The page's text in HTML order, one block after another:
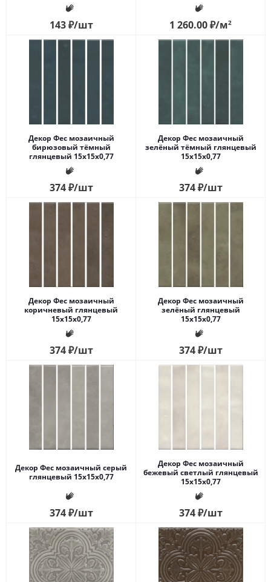
143₽/шт 1 260.00₽/м2
Декор Фес мозаичный
бирюзовый тёмный
глянцевый 15x15x0,77
374₽/шт
Декор Фес мозаичный
зелёный тёмный глянцевый
15x15x0,77
374₽/шт
Декор Фес мозаичный
коричневый глянцевый
15x15x0,77
374₽/шт
Декор Фес мозаичный
зелёный глянцевый
15x15x0,77
374₽/шт
Декор Фес мозаичный серый
глянцевый 15x15x0,77
374₽/шт
Декор Фес мозаичный
бежевый светлый глянцевый
15x15x0,77
374₽/шт